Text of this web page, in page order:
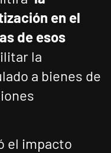
en el
de esos
la
a bienes de
el impacto